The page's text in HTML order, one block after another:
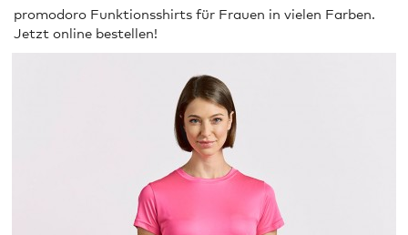
promodoro Funktionsshirts für Frauen in vielen Farben.
Jetzt online bestellen!
XS XL